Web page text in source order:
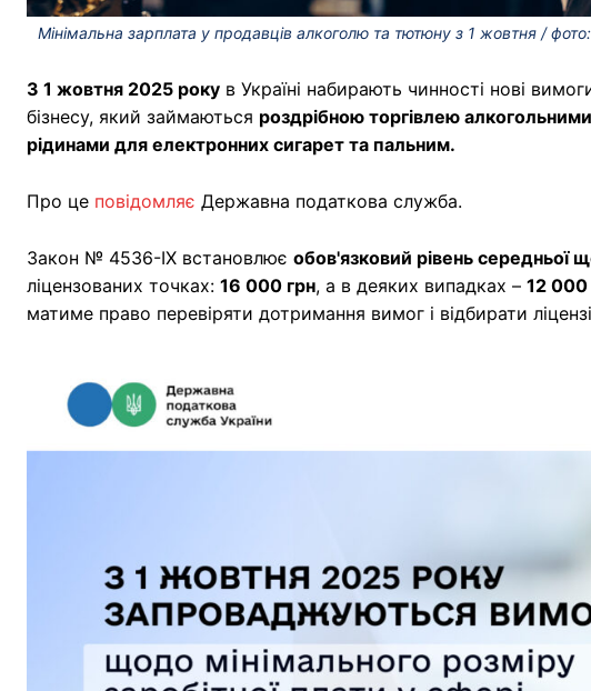
Мінімальна зарплата у продавців алкоголю та тютюну з 1 жовтня /
З 1 жовтня 2025 року в Україні набирають чинності нові
бізнесу, який займаються роздрібною торгівлею
рідинами для електронних сигарет та пальним.
Про це повідомляє Державна податкова служба.
Закон № 4536-IX встановлює обов'язковий рівень середньої
ліцензованих точках: 16 000 грн, а в деяких випадках – 12 000
матиме право перевіряти дотримання вимог і відбирати